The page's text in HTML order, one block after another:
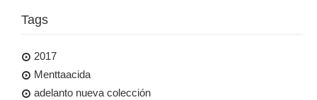
Tags
2017
Menttaacida
adelanto nueva colección